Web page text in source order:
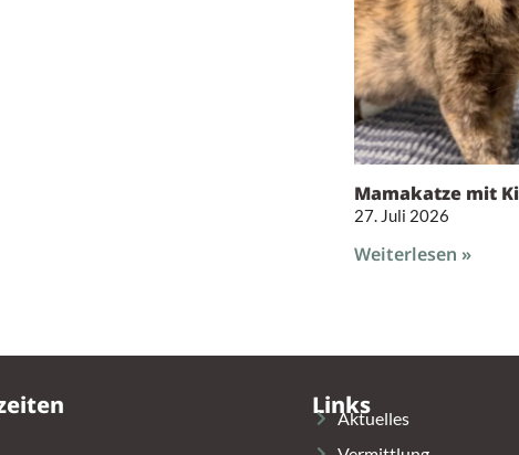
Mamakatze mit
27. Juli 2026
Weiterlesen »
Links
Aktuelles